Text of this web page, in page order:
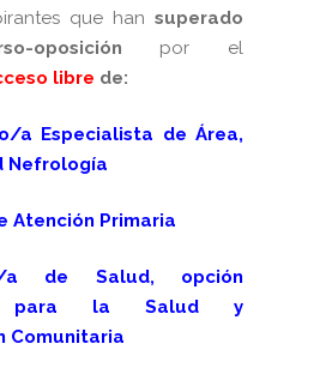
que han superado
oposición por el
libre de:
a Especialista de Área,
Nefrología
Atención Primaria
a de Salud, opción
para la Salud y
Comunitaria